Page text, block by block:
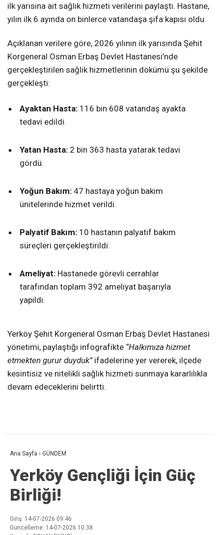
ilk yarısına ait sağlık hizmeti verilerini paylaştı. Hastane,
yılın ilk 6 ayında on binlerce vatandaşa şifa kapısı oldu.
Açıklanan verilere göre, 2026 yılının ilk yarısında Şehit
Korgeneral Osman Erbaş Devlet Hastanesi’nde
gerçekleştirilen sağlık hizmetlerinin dökümü şu şekilde
gerçekleşti:
Ayaktan Hasta: 116 bin 608 vatandaş ayakta
tedavi edildi.
Yatan Hasta: 2 bin 363 hasta yatarak tedavi
gördü.
Yoğun Bakım: 47 hastaya yoğun bakım
ünitelerinde hizmet verildi.
Palyatif Bakım: 10 hastanın palyatif bakım
süreçleri gerçekleştirildi.
Ameliyat: Hastanede görevli cerrahlar
tarafından toplam 392 ameliyat başarıyla
yapıldı.
Yerköy Şehit Korgeneral Osman Erbaş Devlet Hastanesi
yönetimi, paylaştığı infografikte “Halkımıza hizmet
etmekten gurur duyduk”ifadelerine yer vererek, ilçede
kesintisiz ve nitelikli sağlık hizmeti sunmaya kararlılıkla
devam edeceklerini belirtti.
Ana Sayfa › GÜNDEM
Yerköy Gençliği İçin Güç
Birliği!
Giriş: 14-07-2026 09:46
Güncelleme: 14-07-2026 10:38